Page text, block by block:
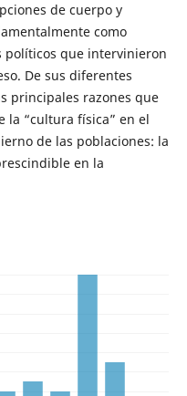
de cuerpo y
como
políticos que intervinieron
De sus diferentes
principales razones que
la “cultura física” en el
de las poblaciones: la
en la